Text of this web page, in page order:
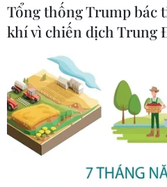
Tổng thống Trump bác
khí vì chiến dịch Trung